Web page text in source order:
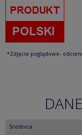
*Zdjęcie poglądowe-
Średnica